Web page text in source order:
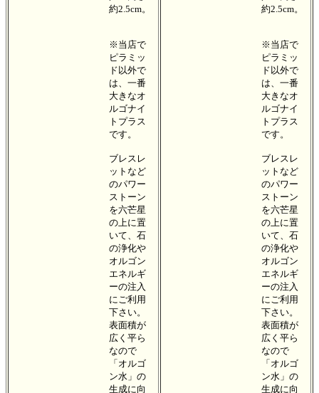
約2.5cm。
※当店で
ピラミッ
ド以外で
は、一番
大きなオ
ルゴナイ
トプラス
です。
ブレスレ
ットなど
のパワー
ストーン
を六芒星
の上に置
いて、石
の浄化や
オルゴン
エネルギ
ーの注入
にご利用
下さい。
表面積が
広く平ら
なので
「オルゴ
ン水」の
生成に向
約2.5cm。
※当店で
ピラミッ
ド以外で
は、一番
大きなオ
ルゴナイ
トプラス
です。
ブレスレ
ットなど
のパワー
ストーン
を六芒星
の上に置
いて、石
の浄化や
オルゴン
エネルギ
ーの注入
にご利用
下さい。
表面積が
広く平ら
なので
「オルゴ
ン水」の
生成に向